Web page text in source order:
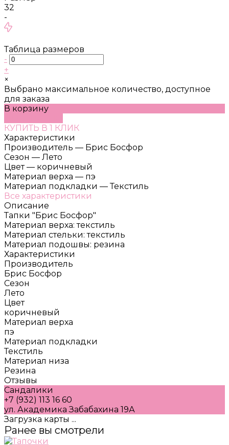
32
-
Таблица размеров
-
+
×
Выбрано максимальное количество, доступное
для заказа
В корзину
КУПИТЬ В 1 КЛИК
Характеристики
Производитель — Брис Босфор
Сезон — Лето
Цвет — коричневый
Материал верха — пэ
Материал подкладки — Текстиль
Все характеристики
Описание
Тапки "Брис Босфор"
Материал верха: текстиль
Материал стельки: текстиль
Материал подошвы: резина
Характеристики
Производитель
Брис Босфор
Сезон
Лето
Цвет
коричневый
Материал верха
пэ
Материал подкладки
Текстиль
Материал низа
Резина
Отзывы
Сандалики
+7 (932) 113 16 60
ул. Академика Забабахина 19А
Загрузка карты ...
Ранее вы смотрели